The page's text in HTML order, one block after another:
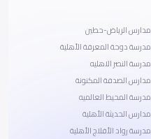
مدارس الرياض-حطين
مدرسة دوحة المعرفة الأهلية
مدرسة النصر الاهليه
مدارس الصدفة المكنونة
مدرسة المحيط العالميه
مدارس الحديثة الأهلية
مدرسة رواد الأفلاج الأهلية